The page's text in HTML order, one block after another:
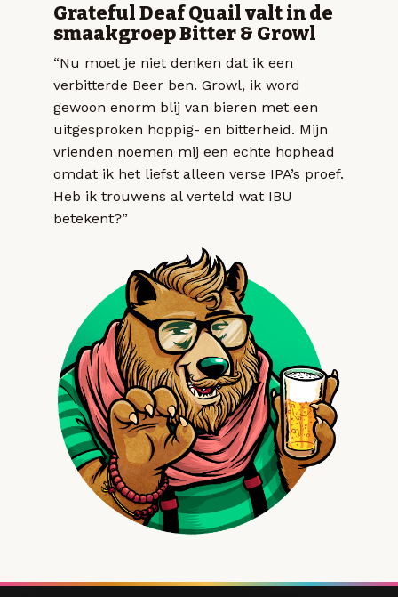
Grateful Deaf Quail valt in de
smaakgroep Bitter & Growl
“Nu moet je niet denken dat ik een
verbitterde Beer ben. Growl, ik word
gewoon enorm blij van bieren met een
uitgesproken hoppig- en bitterheid. Mijn
vrienden noemen mij een echte hophead
omdat ik het liefst alleen verse IPA’s proef.
Heb ik trouwens al verteld wat IBU
betekent?”